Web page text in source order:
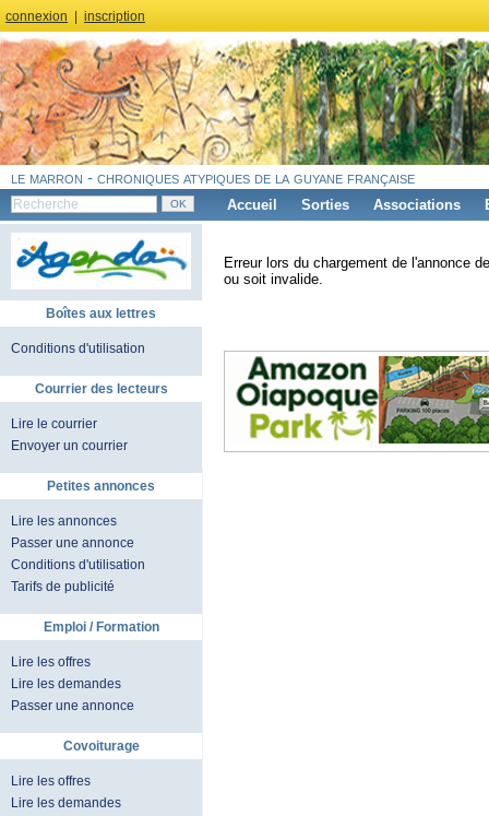
connexion inscription
le marron - chroniques atypiques de la guyane française
Accueil Sorties Associations
Boîtes aux lettres
Conditions d'utilisation
Courrier des lecteurs
Lire le courrier
Envoyer un courrier
Petites annonces
Lire les annonces
Passer une annonce
Conditions d'utilisation
Tarifs de publicité
Emploi / Formation
Lire les offres
Lire les demandes
Passer une annonce
Covoiturage
Lire les offres
Lire les demandes
Erreur lors du chargement de l'annonce
ou soit invalide.